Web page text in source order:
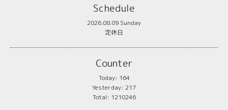
Schedule
2026.08.09 Sunday
定休日
Counter
Today: 164
Yesterday: 217
Total: 1210246